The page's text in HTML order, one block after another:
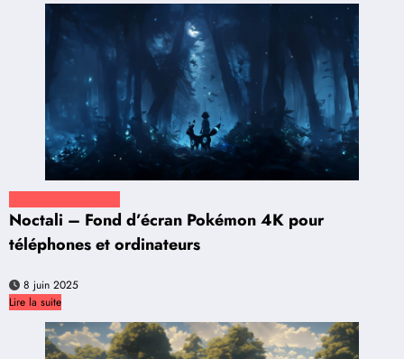
Noctali – Fond d’écran Pokémon 4K pour
téléphones et ordinateurs
8 juin 2025
Lire la suite